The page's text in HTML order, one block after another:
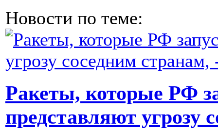
Новости по теме:
Ракеты, которые РФ
представляют угрозу